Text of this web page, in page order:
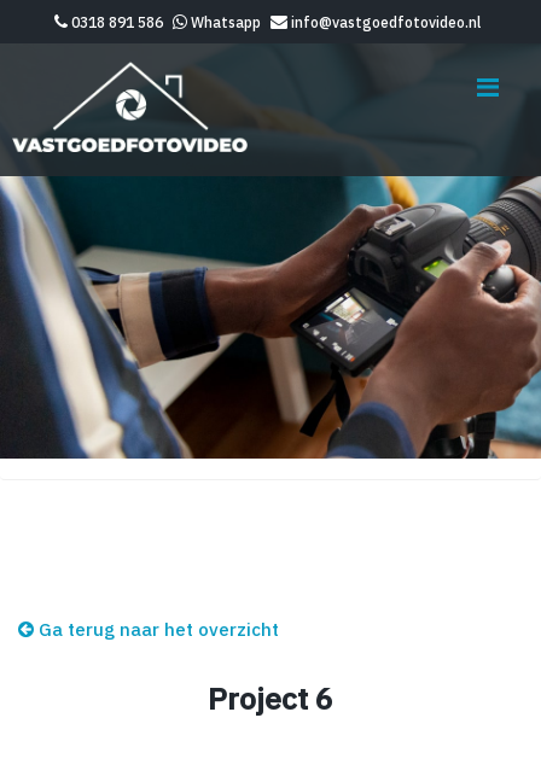
0318 891 586 Whatsapp info@vastgoedfotovideo.nl
Ga terug naar het overzicht
Project 6